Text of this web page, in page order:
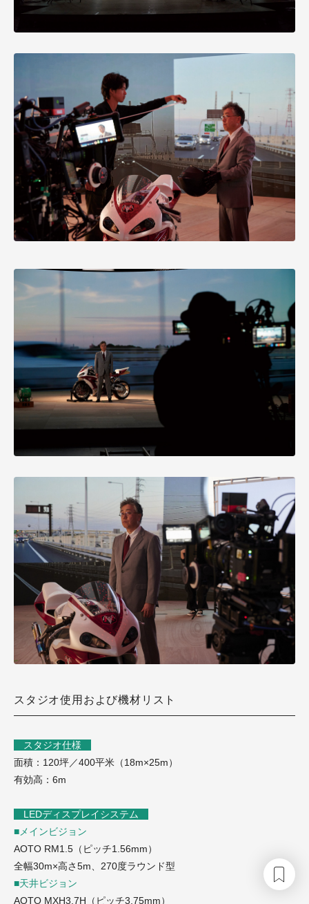
スタジオ使用および機材リスト
スタジオ仕様
面積：120坪／400平米（18m×25m）
有効高：6m
LEDディスプレイシステム
■メインビジョン
AOTO RM1.5（ピッチ1.56mm）
全幅30m×高さ5m、270度ラウンド型
■天井ビジョン
AOTO MXH3.7H（ピッチ3.75mm）